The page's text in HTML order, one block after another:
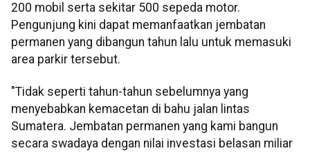
200 mobil serta sekitar 500 sepeda motor.
Pengunjung kini dapat memanfaatkan jembatan
permanen yang dibangun tahun lalu untuk memasuki
area parkir tersebut.
"Tidak seperti tahun-tahun sebelumnya yang
menyebabkan kemacetan di bahu jalan lintas
Sumatera. Jembatan permanen yang kami bangun
secara swadaya dengan nilai investasi belasan miliar